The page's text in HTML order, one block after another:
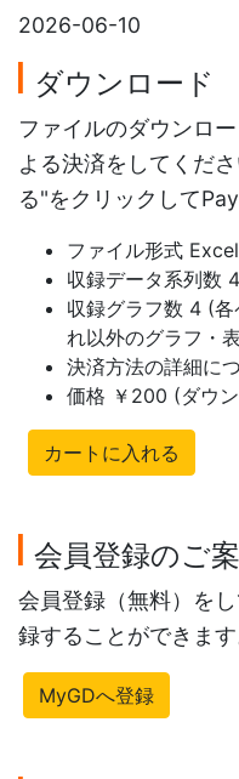
2026-06-10
ダウンロード
ファイルのダウンロ
よる決済をしてくだ
る"をクリックして
ファイル形式
収録データ系列数 4
収録グラフ数 4 (
れ以外のグラフ・
決済方法の詳細に
価格 ￥200 (ダウ
カートに入れる
会員登録のご
会員登録（無料）を
録することができます
MyGDへ登録